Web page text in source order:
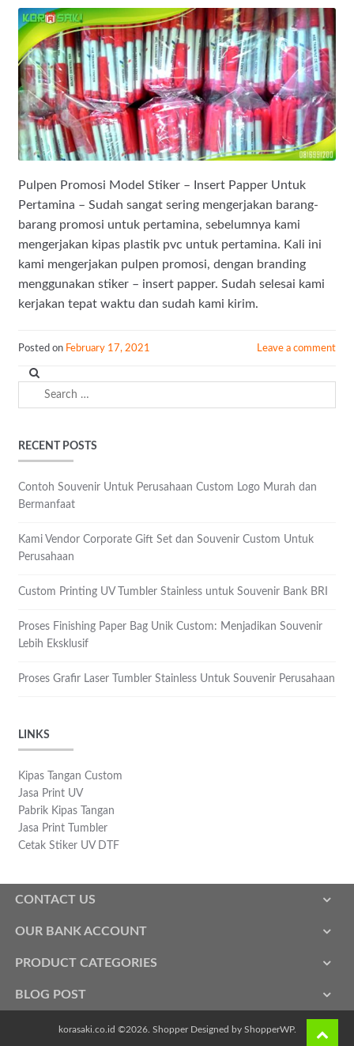
Pulpen Promosi Model Stiker – Insert Papper Untuk
Pertamina – Sudah sangat sering mengerjakan barang-
barang promosi untuk pertamina, sebelumnya kami
mengerjakan kipas plastik pvc untuk pertamina. Kali ini
kami mengerjakan pulpen promosi, dengan branding
menggunakan stiker – insert papper. Sudah selesai kami
kerjakan tepat waktu dan sudah kami kirim.
Posted on February 17, 2021 Leave a comment
Search
for:
RECENT POSTS
Contoh Souvenir Untuk Perusahaan Custom Logo Murah dan
Bermanfaat
Kami Vendor Corporate Gift Set dan Souvenir Custom Untuk
Perusahaan
Custom Printing UV Tumbler Stainless untuk Souvenir Bank BRI
Proses Finishing Paper Bag Unik Custom: Menjadikan Souvenir
Lebih Eksklusif
Proses Grafir Laser Tumbler Stainless Untuk Souvenir Perusahaan
LINKS
Kipas Tangan Custom
Jasa Print UV
Pabrik Kipas Tangan
Jasa Print Tumbler
Cetak Stiker UV DTF
CONTACT US
OUR BANK ACCOUNT
PRODUCT CATEGORIES
BLOG POST
korasaki.co.id ©2026. ShopperDesigned by ShopperWP.